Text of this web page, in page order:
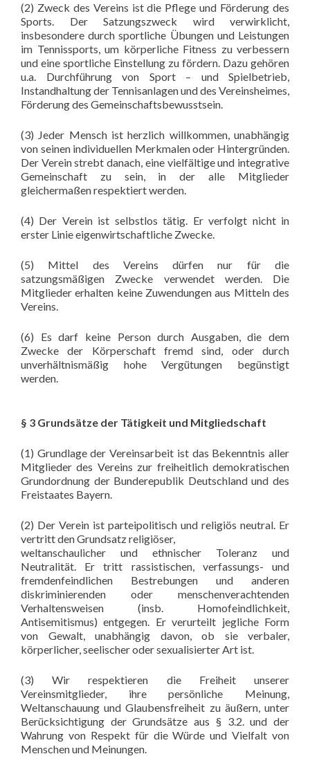
(2) Zweck des Vereins ist die Pflege und Förderung des
Sports. Der Satzungszweck wird verwirklicht,
insbesondere durch sportliche Übungen und Leistungen
im Tennissports, um körperliche Fitness zu verbessern
und eine sportliche Einstellung zu fördern. Dazu gehören
u.a. Durchführung von Sport – und Spielbetrieb,
Instandhaltung der Tennisanlagen und des Vereinsheimes,
Förderung des Gemeinschaftsbewusstsein.
(3) Jeder Mensch ist herzlich willkommen, unabhängig
von seinen individuellen Merkmalen oder Hintergründen.
Der Verein strebt danach, eine vielfältige und integrative
Gemeinschaft zu sein, in der alle Mitglieder
gleichermaßen respektiert werden.
(4) Der Verein ist selbstlos tätig. Er verfolgt nicht in
erster Linie eigenwirtschaftliche Zwecke.
(5) Mittel des Vereins dürfen nur für die
satzungsmäßigen Zwecke verwendet werden. Die
Mitglieder erhalten keine Zuwendungen aus Mitteln des
Vereins.
(6) Es darf keine Person durch Ausgaben, die dem
Zwecke der Körperschaft fremd sind, oder durch
unverhältnismäßig hohe Vergütungen begünstigt
werden.
§ 3 Grundsätze der Tätigkeit und Mitgliedschaft
(1) Grundlage der Vereinsarbeit ist das Bekenntnis aller
Mitglieder des Vereins zur freiheitlich demokratischen
Grundordnung der Bunderepublik Deutschland und des
Freistaates Bayern.
(2) Der Verein ist parteipolitisch und religiös neutral. Er
vertritt den Grundsatz religiöser,
weltanschaulicher und ethnischer Toleranz und
Neutralität. Er tritt rassistischen, verfassungs- und
fremdenfeindlichen Bestrebungen und anderen
diskriminierenden oder menschenverachtenden
Verhaltensweisen (insb. Homofeindlichkeit,
Antisemitismus) entgegen. Er verurteilt jegliche Form
von Gewalt, unabhängig davon, ob sie verbaler,
körperlicher, seelischer oder sexualisierter Art ist.
(3) Wir respektieren die Freiheit unserer
Vereinsmitglieder, ihre persönliche Meinung,
Weltanschauung und Glaubensfreiheit zu äußern, unter
Berücksichtigung der Grundsätze aus § 3.2. und der
Wahrung von Respekt für die Würde und Vielfalt von
Menschen und Meinungen.